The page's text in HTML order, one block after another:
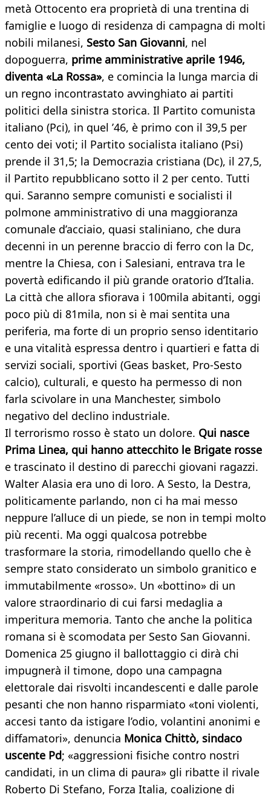
metà Ottocento era proprietà di una trentina di
famiglie e luogo di residenza di campagna di molti
nobili milanesi, Sesto San Giovanni, nel
dopoguerra, prime amministrative aprile 1946,
diventa «La Rossa», e comincia la lunga marcia di
un regno incontrastato avvinghiato ai partiti
politici della sinistra storica. Il Partito comunista
italiano (Pci), in quel ’46, è primo con il 39,5 per
cento dei voti; il Partito socialista italiano (Psi)
prende il 31,5; la Democrazia cristiana (Dc), il 27,5,
il Partito repubblicano sotto il 2 per cento. Tutti
qui. Saranno sempre comunisti e socialisti il
polmone amministrativo di una maggioranza
comunale d’acciaio, quasi staliniano, che dura
decenni in un perenne braccio di ferro con la Dc,
mentre la Chiesa, con i Salesiani, entrava tra le
povertà edificando il più grande oratorio d’Italia.
La città che allora sfiorava i 100mila abitanti, oggi
poco più di 81mila, non si è mai sentita una
periferia, ma forte di un proprio senso identitario
e una vitalità espressa dentro i quartieri e fatta di
servizi sociali, sportivi (Geas basket, Pro-Sesto
calcio), culturali, e questo ha permesso di non
farla scivolare in una Manchester, simbolo
negativo del declino industriale.
Il terrorismo rosso è stato un dolore. Qui nasce
Prima Linea, qui hanno attecchito le Brigate rosse
e trascinato il destino di parecchi giovani ragazzi.
Walter Alasia era uno di loro. A Sesto, la Destra,
politicamente parlando, non ci ha mai messo
neppure l’alluce di un piede, se non in tempi molto
più recenti. Ma oggi qualcosa potrebbe
trasformare la storia, rimodellando quello che è
sempre stato considerato un simbolo granitico e
immutabilmente «rosso». Un «bottino» di un
valore straordinario di cui farsi medaglia a
imperitura memoria. Tanto che anche la politica
romana si è scomodata per Sesto San Giovanni.
Domenica 25 giugno il ballottaggio ci dirà chi
impugnerà il timone, dopo una campagna
elettorale dai risvolti incandescenti e dalle parole
pesanti che non hanno risparmiato «toni violenti,
accesi tanto da istigare l’odio, volantini anonimi e
diffamatori», denuncia Monica Chittò, sindaco
uscente Pd; «aggressioni fisiche contro nostri
candidati, in un clima di paura» gli ribatte il rivale
Roberto Di Stefano, Forza Italia, coalizione di